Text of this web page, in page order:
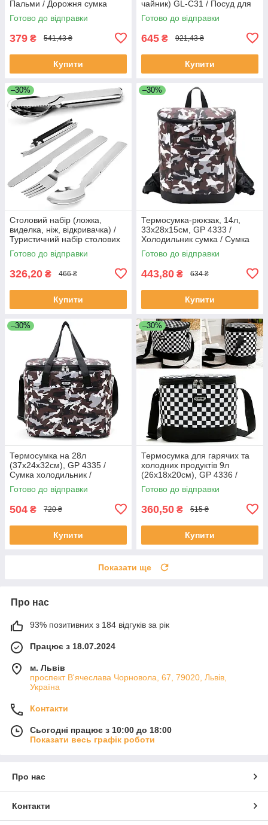
Пальми / Дорожня сумка
холодильник / Сумка термос
Готово до відправки
379 ₴ 541,43 ₴
Купити
чайник) GL-C31 / Посуд для
кемпінгу / Похідний набір
посуду
Готово до відправки
645 ₴ 921,43 ₴
Купити
–30%
Столовий набір (ложка,
виделка, ніж, відкривачка) /
Туристичний набір столових
приборів
Готово до відправки
326,20 ₴ 466 ₴
Купити
–30%
Термосумка-рюкзак, 14л,
33x28x15см, GP 4333 /
Холодильник сумка / Сумка
холодильник для пікніка
Готово до відправки
443,80 ₴ 634 ₴
Купити
–30%
Термосумка на 28л
(37x24x32см), GP 4335 /
Сумка холодильник /
Термосумка для холодних та
гарячих продуктів
Готово до відправки
504 ₴ 720 ₴
Купити
–30%
Термосумка для гарячих та
холодних продуктів 9л
(26х18х20см), GP 4336 /
Водонепроникна сумка
холодильник
Готово до відправки
360,50 ₴ 515 ₴
Купити
Показати ще
Про нас
93% позитивних з 184 відгуків за рік
Працює з 18.07.2024
м. Львів
проспект В'ячеслава Чорновола, 67, 79020, Львів,
Україна
Контакти
Сьогодні працює з 10:00 до 18:00
Показати весь графік роботи
Про нас
Контакти